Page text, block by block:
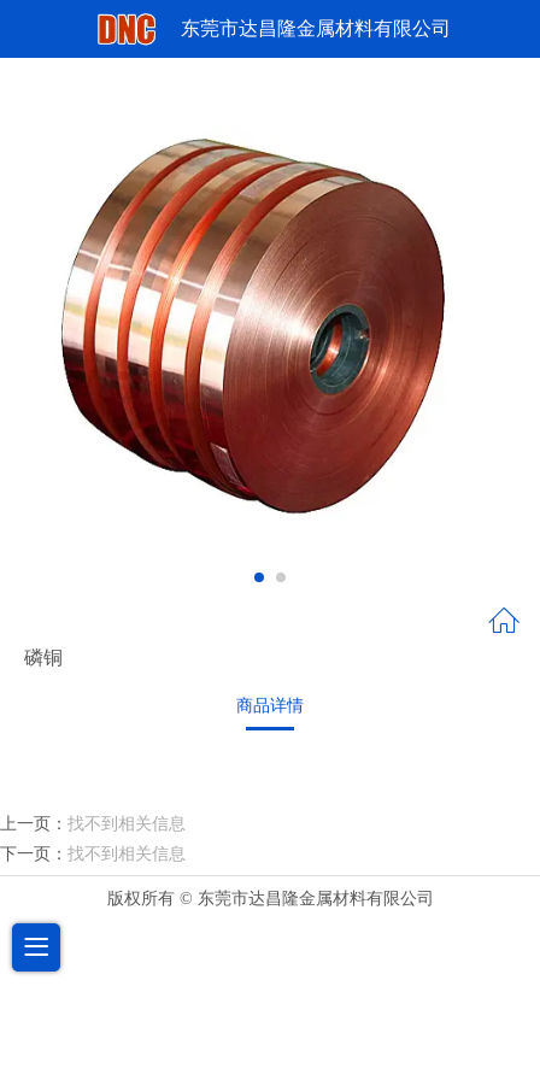
东莞市达昌隆金属材料有限公司
磷铜
商品详情
上一页： 找不到相关信息
下一页： 找不到相关信息
版权所有 © 东莞市达昌隆金属材料有限公司